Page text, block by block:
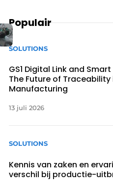
Populair
SOLUTIONS
GS1 Digital Link and
The Future of Traceability
Manufacturing
13 juli 2026
SOLUTIONS
Kennis van zaken en
verschil bij productie-